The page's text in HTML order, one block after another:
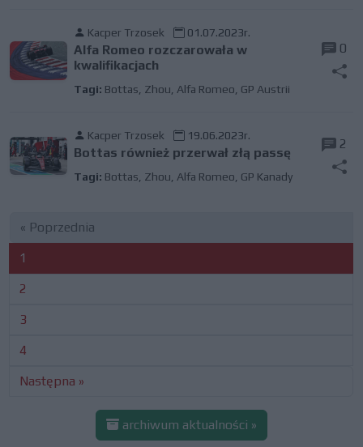
Kacper Trzosek 01.07.2023r.
Alfa Romeo rozczarowała w
kwalifikacjach
Tagi: Bottas Zhou Alfa Romeo GP Austrii
0
Kacper Trzosek 19.06.2023r.
Bottas również przerwał złą passę
Tagi: Bottas Zhou Alfa Romeo GP Kanady
2
« Poprzednia
1
2
3
4
Następna »
archiwum aktualności »